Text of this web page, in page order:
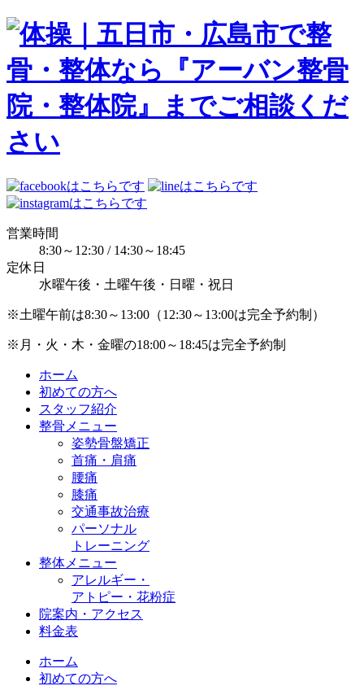
営業時間
8:30～12:30 / 14:30～18:45
定休日
水曜午後・土曜午後・日曜・祝日
※土曜午前は8:30～13:00（12:30～13:00は完全予約制）
※月・火・木・金曜の18:00～18:45は完全予約制
ホーム
初めての方へ
スタッフ紹介
整骨メニュー
姿勢骨盤矯正
首痛・肩痛
腰痛
膝痛
交通事故治療
パーソナル
トレーニング
整体メニュー
アレルギー・
アトピー・花粉症
院案内・アクセス
料金表
ホーム
初めての方へ